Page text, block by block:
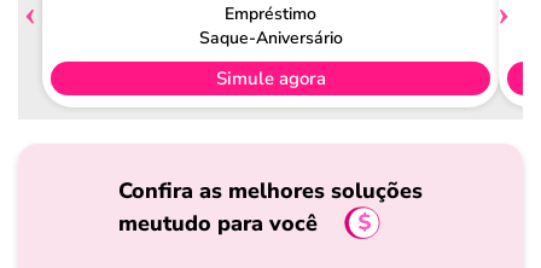
Empréstimo
Saque-Aniversário
Simule agora
Confira as melhores soluções
meutudo para você